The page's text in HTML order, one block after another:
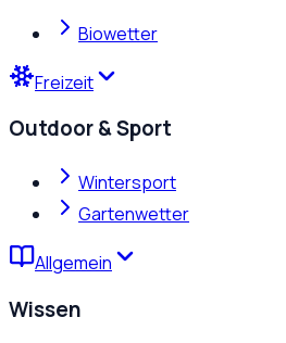
Biowetter
Freizeit
Outdoor & Sport
Wintersport
Gartenwetter
Allgemein
Wissen